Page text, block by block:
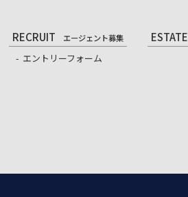
RECRUIT エージェント募集
エントリーフォーム
ESTATE